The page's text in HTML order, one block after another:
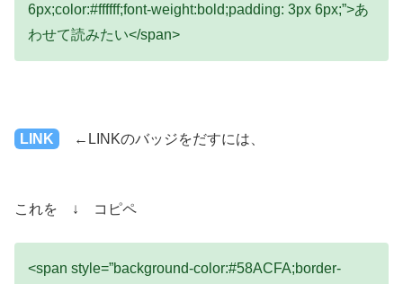
6px;color:#ffffff;font-weight:bold;padding: 3px 6px;”>あ
わせて読みたい</span>
LINK ←LINKのバッジをだすには、
これを ↓ コピペ
<span style=”background-color:#58ACFA;border-